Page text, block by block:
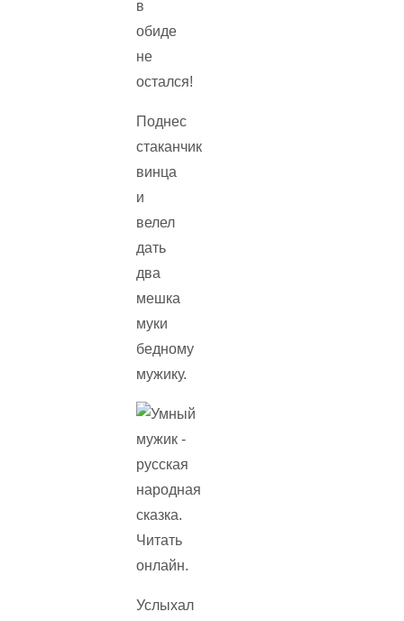
в
обиде
не
остался!
Поднес
стаканчик
винца
и
велел
дать
два
мешка
муки
бедному
мужику.
Услыхал